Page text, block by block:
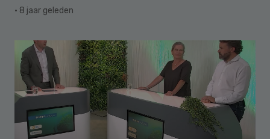
· 8 jaar geleden